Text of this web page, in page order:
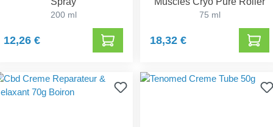
200 ml
12,26 €
75 ml
18,32 €